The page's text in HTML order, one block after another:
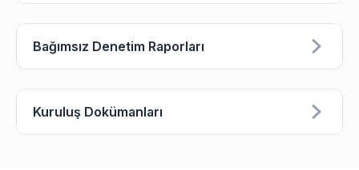
Bağımsız Denetim Raporları
Kuruluş Dokümanları